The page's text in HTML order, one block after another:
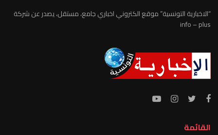
“الاخبارية التونسية” موقع الكتروني اخباري جامع، مستقل، يصدر عن شركة
info – plus
القائمة